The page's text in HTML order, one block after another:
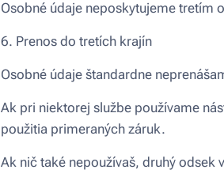
Osobné údaje neposkytujeme tretím
6. Prenos do tretích krajín
Osobné údaje štandardne
Ak pri niektorej službe používame
použitia primeraných záruk.
Ak nič také nepoužívaš, druhý odsek